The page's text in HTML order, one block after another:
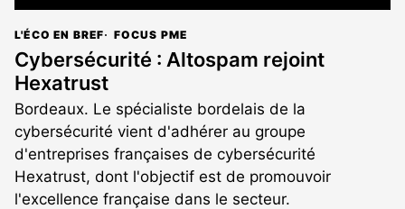
L'ÉCO EN BREF FOCUS PME
Cybersécurité : Altospam rejoint
Hexatrust
Bordeaux. Le spécialiste bordelais de la
cybersécurité vient d'adhérer au groupe
d'entreprises françaises de cybersécurité
Hexatrust, dont l'objectif est de promouvoir
l'excellence française dans le secteur.